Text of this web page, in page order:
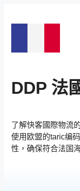
DDP 法
了解快客國際物流
使用欧盟的taric编
性，确保符合法国